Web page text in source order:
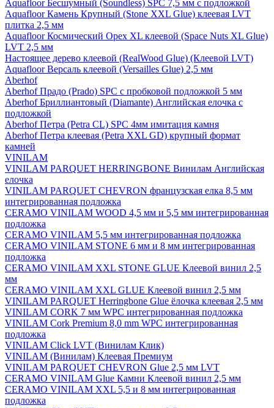
Aquafloor Бесшумный (Soundless) SPC 7,5 мм с подложкой
Aquafloor Камень Крупный (Stone XXL Glue) клеевая LVT
плитка 2,5 мм
Aquafloor Космический Орех XL клеевой (Space Nuts XL Glue)
LVT 2,5 мм
Настоящее дерево клеевой (RealWood Glue) (Клеевой LVT)
Aquafloor Версаль клеевой (Versailles Glue) 2,5 мм
Aberhof
Aberhof Прадо (Prado) SPC с пробковой подложкой 5 мм
Aberhof Бриллиантовый (Diamante) Английская елочка с
подложкой
Aberhof Петра (Petra CL) SPC 4мм имитация камня
Aberhof Петра клеевая (Petra XXL GD) крупный формат
камней
VINILAM
VINILAM PARQUET HERRINGBONE Винилам Английская
елочка
VINILAM PARQUET CHEVRON французская елка 8,5 мм
интегрированная подложка
CERAMO VINILAM WOOD 4,5 мм и 5,5 мм интегрированная
подложка
CERAMO VINILAM 5,5 мм интегрированная подложка
CERAMO VINILAM STONE 6 мм и 8 мм интегрированная
подложка
CERAMO VINILAM XXL STONE GLUE Клеевой винил 2,5
мм
CERAMO VINILAM XXL GLUE Клеевой винил 2,5 мм
VINILAM PARQUET Herringbone Glue ёлочка клеевая 2,5 мм
VINILAM CORK 7 мм WPC интегрированная подложка
VINILAM Cork Premium 8,0 mm WPC интегрированная
подложка
VINILAM Click LVT (Винилам Клик)
VINILAM (Винилам) Клеевая Премиум
VINILAM PARQUET CHEVRON Glue 2,5 мм LVT
CERAMO VINILAM Glue Камни Клеевой винил 2,5 мм
CERAMO VINILAM XXL 5,5 и 8 мм интегрированная
подложка